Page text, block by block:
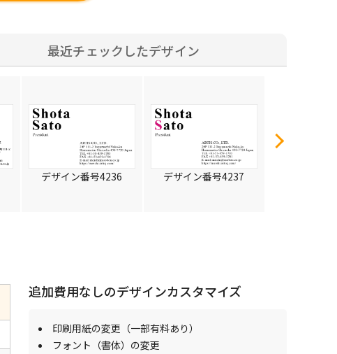
最近チェックしたデザイン
デザイン番号4236 デザイン番号4237
追加費用なしのデザインカスタマイズ
印刷用紙の変更（一部有料あり）
フォント（書体）の変更